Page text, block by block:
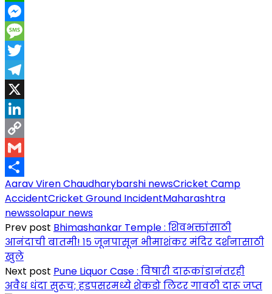
WhatsApp
Messenger
Message
Twitter
Telegram
X
LinkedIn
Copy
Link
Gmail
Share
Aarav Viren Chaudharybarshi newsCricket Camp
AccidentCricket Ground IncidentMaharashtra
newssolapur news
Prev post Bhimashankar Temple : शिवभक्तांसाठी
आनंदाची बातमी! १५ जूनपासून भीमाशंकर मंदिर दर्शनासाठी
खुले
Next post Pune Liquor Case : विषारी दारूकांडानंतरही
अवैध धंदा सुरूच; हडपसरमध्ये शेकडो लिटर गावठी दारू जप्त